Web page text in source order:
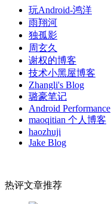
玩Android-鸿洋
雨翔河
独孤影
周玄久
谢权的博客
技术小黑屋博客
Zhangli's Blog
璐豪笔记
Android Performance
maoqitian 个人博客
haozhuji
Jake Blog
热评文章推荐